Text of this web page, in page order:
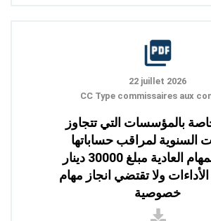
22 juillet 2026
CC Type commissaires aux
بالمؤسسات التي تتجاوز
السنوية لمراقب حساباتها
بعنوان المهام العادية مبلغ 30000 دينار
ولا تقتضي انجاز مهام
خصوصية